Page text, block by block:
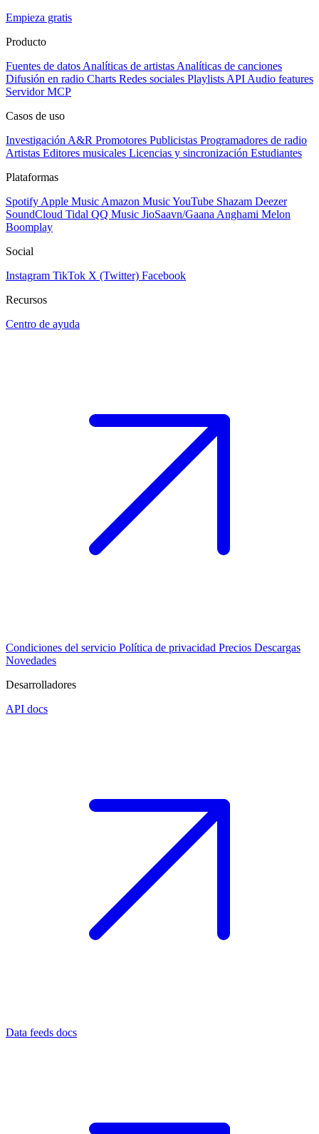
Empieza gratis
Producto
Fuentes de datos Analíticas de artistas Analíticas de canciones
Difusión en radio Charts Redes sociales Playlists API Audio features
Servidor MCP
Casos de uso
Investigación A&R Promotores Publicistas Programadores de radio
Artistas Editores musicales Licencias y sincronización Estudiantes
Plataformas
Spotify Apple Music Amazon MusicYouTube Shazam Deezer
SoundCloud Tidal QQ Music JioSaavn/Gaana Anghami Melon
Boomplay
Social
Instagram TikTok X (Twitter) Facebook
Recursos
Centro de ayuda
Condiciones del servicio Política de privacidad Precios Descargas
Novedades
Desarrolladores
API docs
Data feeds docs